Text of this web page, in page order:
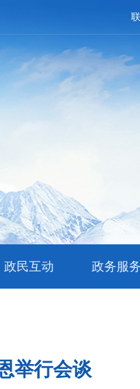
政民互动 政务服
举行会谈